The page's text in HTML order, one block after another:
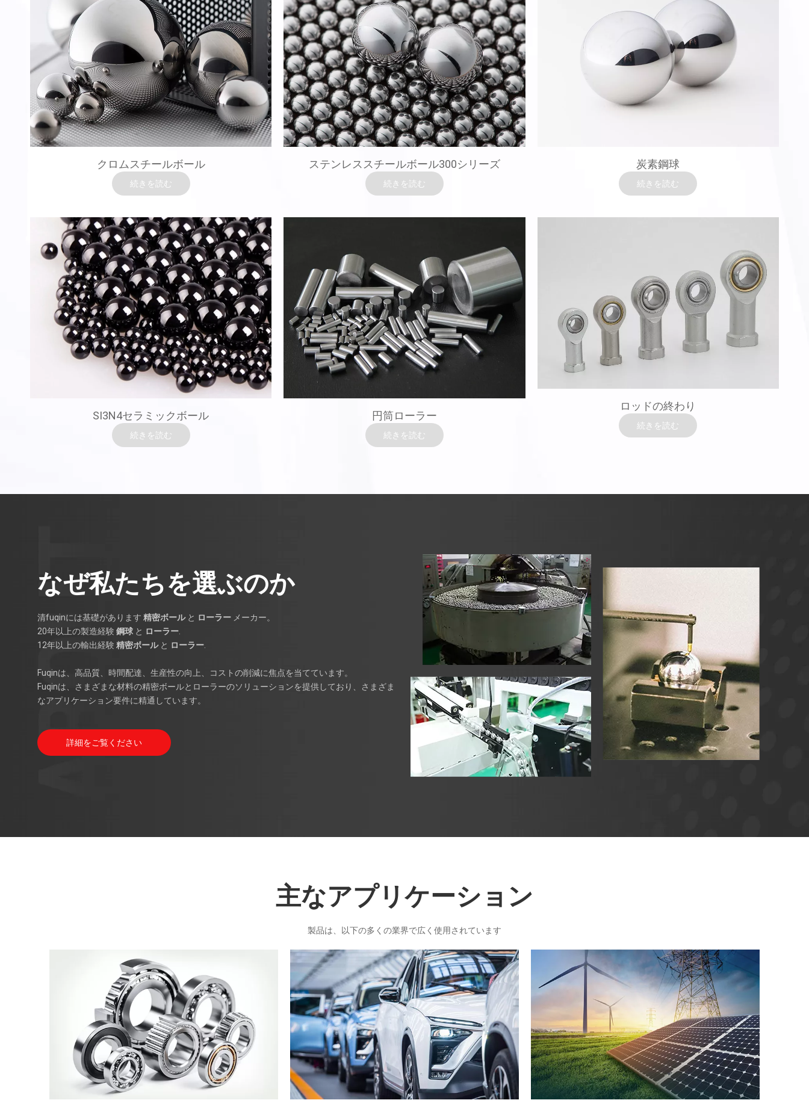
クロムスチールボール
材料：GCR15 / AISI52100 / 100CR6 / SUJ-2
クロムスチールボール
続きを読む
ステンレススチールボール300シリーズ
続きを読む
炭素鋼球
続きを読む
SI3N4セラミックボール
続きを読む
材料：GCR15 / AISI52100 / 100CR6 / SUJ-2
円筒ローラー
続きを読む
ロッドの終わり
続きを読む
なぜ私たちを選ぶのか
清fuqinには基礎があります 精密ボールと ローラー メーカー。
20年以上の製造経験 鋼球 と ローラー
12年以上の輸出経験 精密ボールと ローラー
Fuqinは、高品質、時間配達、生産性の向上、コストの削減に焦点を当てています。
Fuqinは、さまざまな材料の精密ボールとローラーのソリューションを提供しており、さまざま
なアプリケーション要件に精通しています。
詳細をご覧ください
主なアプリケーション
製品は、以下の多くの業界で広く使用されています